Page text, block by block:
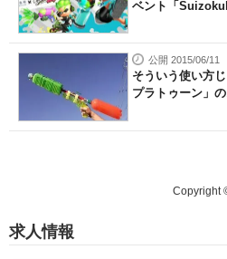
ベント「
公開 2015/06/11
そういう使い方
プラトゥーン」
Copyright
求人情報